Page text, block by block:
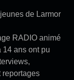
de Larmor
RADIO animé
14 ans ont pu
reportages